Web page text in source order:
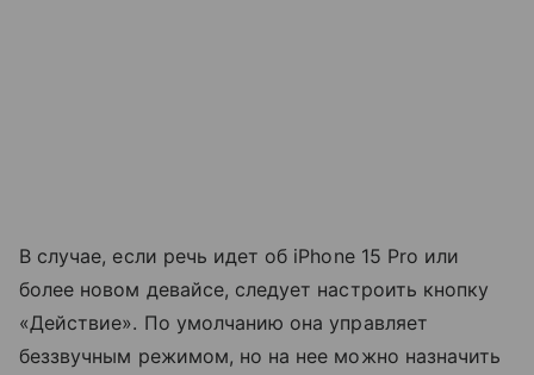
В случае, если речь идет об iPhone 15 Pro или
более новом девайсе, следует настроить кнопку
«Действие». По умолчанию она управляет
беззвучным режимом, но на нее можно назначить